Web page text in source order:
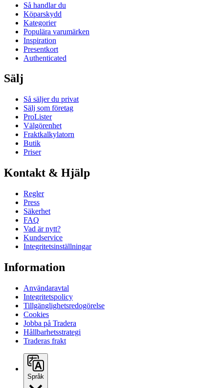
Så handlar du
Köparskydd
Kategorier
Populära varumärken
Inspiration
Presentkort
Authenticated
Sälj
Så säljer du privat
Sälj som företag
ProLister
Välgörenhet
Fraktkalkylatorn
Butik
Priser
Kontakt & Hjälp
Regler
Press
Säkerhet
FAQ
Vad är nytt?
Kundservice
Integritetsinställningar
Information
Användaravtal
Integritetspolicy
Tillgänglighetsredogörelse
Cookies
Jobba på Tradera
Hållbarhetsstrategi
Traderas frakt
Språk